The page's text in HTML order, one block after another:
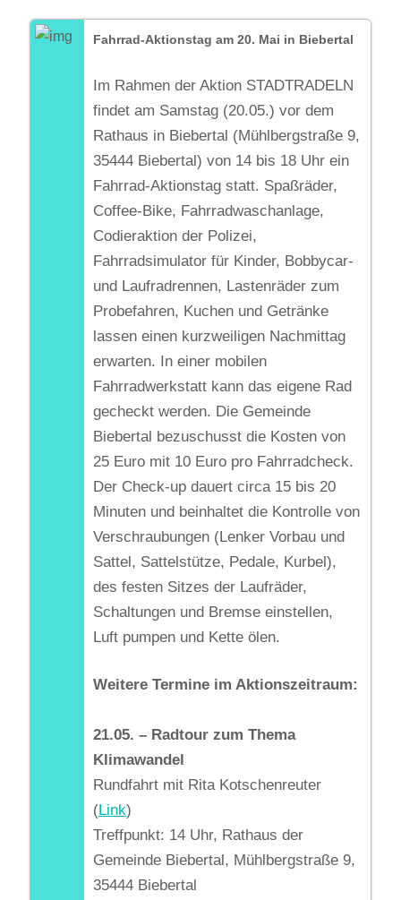
Fahrrad-Aktionstag am 20. Mai in Biebertal
Im Rahmen der Aktion STADTRADELN
findet am Samstag (20.05.) vor dem
Rathaus in Biebertal (Mühlbergstraße 9,
35444 Biebertal) von 14 bis 18 Uhr ein
Fahrrad-Aktionstag statt. Spaßräder,
Coffee-Bike, Fahrradwaschanlage,
Codieraktion der Polizei,
Fahrradsimulator für Kinder, Bobbycar-
und Laufradrennen, Lastenräder zum
Probefahren, Kuchen und Getränke
lassen einen kurzweiligen Nachmittag
erwarten. In einer mobilen
Fahrradwerkstatt kann das eigene Rad
gecheckt werden. Die Gemeinde
Biebertal bezuschusst die Kosten von
25 Euro mit 10 Euro pro Fahrradcheck.
Der Check-up dauert circa 15 bis 20
Minuten und beinhaltet die Kontrolle von
Verschraubungen (Lenker Vorbau und
Sattel, Sattelstütze, Pedale, Kurbel),
des festen Sitzes der Laufräder,
Schaltungen und Bremse einstellen,
Luft pumpen und Kette ölen.
Weitere Termine im Aktionszeitraum:
21.05. – Radtour zum Thema
Klimawandel
Rundfahrt mit Rita Kotschenreuter
(Link)
Treffpunkt: 14 Uhr, Rathaus der
Gemeinde Biebertal, Mühlbergstraße 9,
35444 Biebertal